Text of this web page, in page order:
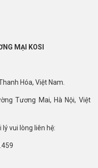
MẠI KOSI
Hóa, Việt Nam.
Tương Mai, Hà Nội, Việt
vui lòng liên hệ: